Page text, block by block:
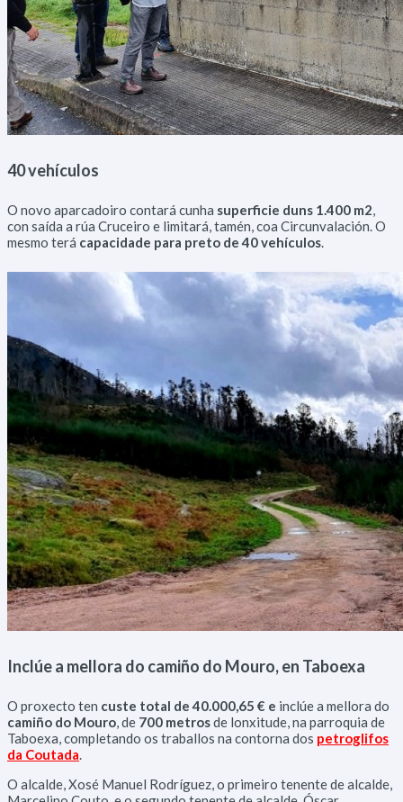
Escoitámoste
Interésache
Bandos
40 vehículos
O novo aparcadoiro contará cunha superficie duns 1.400 m2,
con saída a rúa Cruceiro e limitará, tamén, coa Circunvalación. O
mesmo terá capacidade para preto de 40 vehículos.
Inclúe a mellora do camiño do Mouro, en Taboexa
O proxecto ten custe total de 40.000,65 € e inclúe a mellora do
camiño do Mouro, de 700 metrosde lonxitude, na parroquia de
Taboexa, completando os traballos na contorna dos petroglifos
da Coutada.
O alcalde, Xosé Manuel Rodríguez, o primeiro tenente de alcalde,